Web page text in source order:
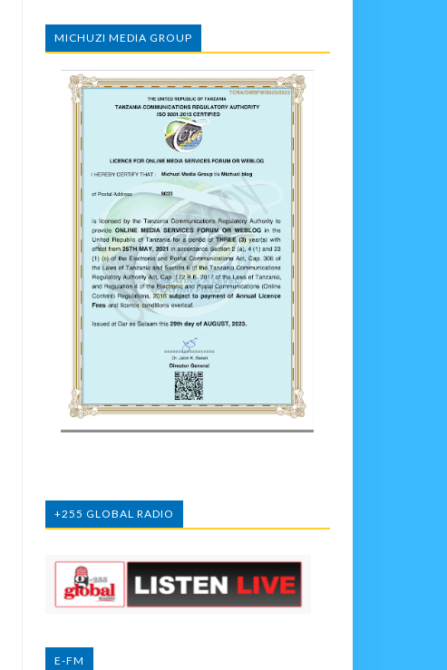
MICHUZI MEDIA GROUP
+255 GLOBAL RADIO
E-FM